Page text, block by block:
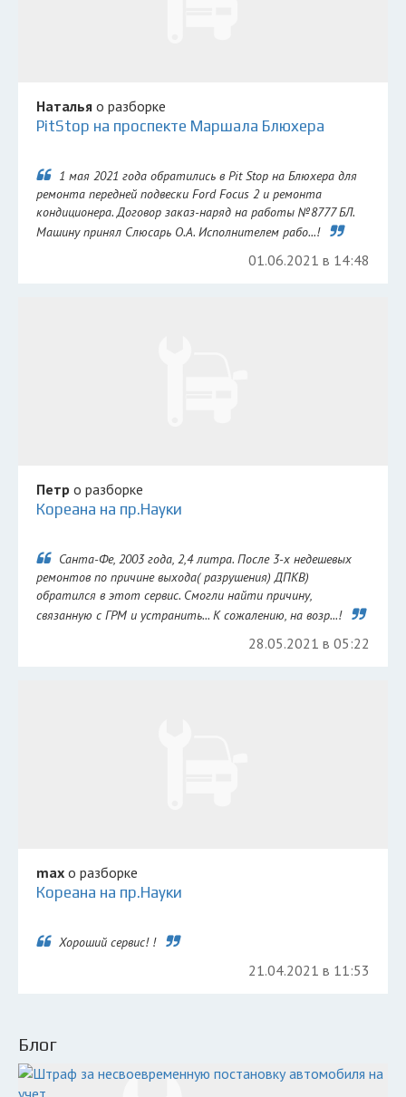
Наталья о разборке
PitStop на проспекте Маршала Блюхера
1 мая 2021 года обратились в Pit Stop на Блюхера для
ремонта передней подвески Ford Focus 2 и ремонта
кондиционера. Договор заказ-наряд на работы №8777 БЛ.
Машину принял Слюсарь О.А. Исполнителем рабо...!
01.06.2021 в 14:48
Петр о разборке
Кореана на пр.Науки
Санта-Фе, 2003 года, 2,4 литра. После 3-х недешевых
ремонтов по причине выхода( разрушения) ДПКВ)
обратился в этот сервис. Смогли найти причину,
связанную с ГРМ и устранить... К сожалению, на возр...!
28.05.2021 в 05:22
max о разборке
Кореана на пр.Науки
Хороший сервис! !
21.04.2021 в 11:53
Блог